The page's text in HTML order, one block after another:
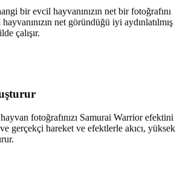
bir evcil hayvanınızın net bir fotoğrafını
net göründüğü iyi aydınlatılmış
çalışır.
fotoğrafınızı Samurai Warrior efektini
gerçekçi hareket ve efektlerle akıcı, yüksek